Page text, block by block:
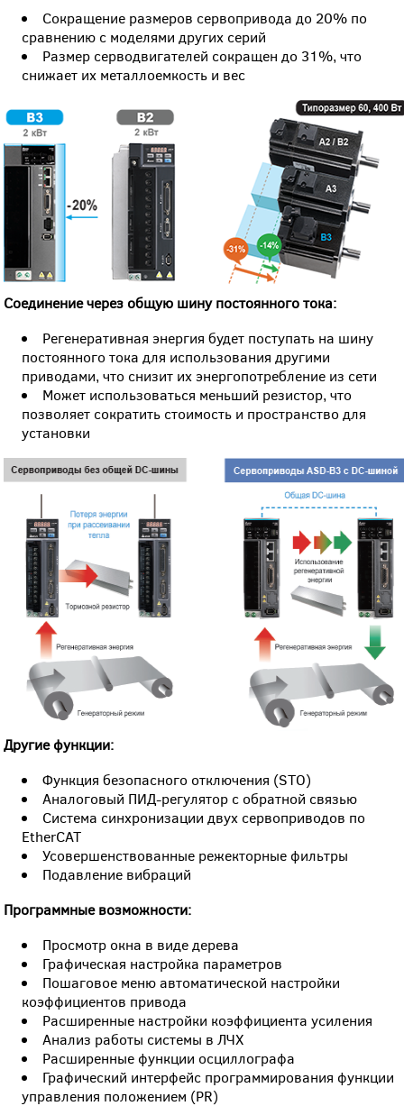
Сокращение размеров сервопривода до 20% по
сравнению с моделями других серий
Размер серводвигателей сокращен до 31%, что
снижает их металлоемкость и вес
Соединение через общую шину постоянного тока:
Регенеративная энергия будет поступать на шину
постоянного тока для использования другими
приводами, что снизит их энергопотребление из сети
Может использоваться меньший резистор, что
позволяет сократить стоимость и пространство для
установки
Другие функции:
Функция безопасного отключения (STO)
Аналоговый ПИД-регулятор с обратной связью
Система синхронизации двух сервоприводов по
EtherCAT
Усовершенствованные режекторные фильтры
Подавление вибраций
Программные возможности:
Просмотр окна в виде дерева
Графическая настройка параметров
Пошаговое меню автоматической настройки
коэффициентов привода
Расширенные настройки коэффициента усиления
Анализ работы системы в ЛЧХ
Расширенные функции осциллографа
Графический интерфейс программирования функции
управления положением (PR)